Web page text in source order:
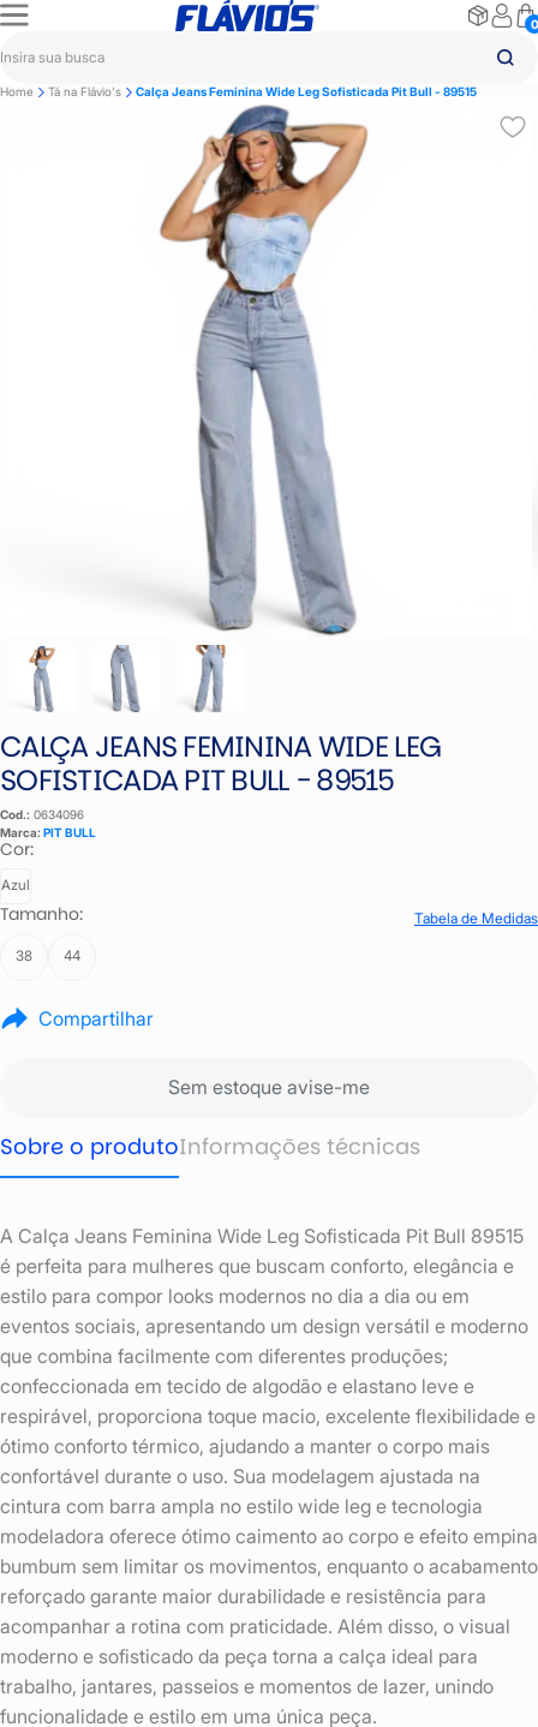
0
Home Tá na Flávio's Calça Jeans Feminina Wide Leg Sofisticada Pit Bull - 89515
CALÇA JEANS FEMININA WIDE LEG
SOFISTICADA PIT BULL - 89515
Cod.: 0634096
Marca: PIT BULL
Cor:
Azul
Tamanho: Tabela de Medidas
38 44
Compartilhar
Sem estoque avise-me
Sobre o produtoInformações técnicas
A Calça Jeans Feminina Wide Leg Sofisticada Pit Bull 89515
é perfeita para mulheres que buscam conforto, elegância e
estilo para compor looks modernos no dia a dia ou em
eventos sociais, apresentando um design versátil e moderno
que combina facilmente com diferentes produções;
confeccionada em tecido de algodão e elastano leve e
respirável, proporciona toque macio, excelente flexibilidade e
ótimo conforto térmico, ajudando a manter o corpo mais
confortável durante o uso. Sua modelagem ajustada na
cintura com barra ampla no estilo wide leg e tecnologia
modeladora oferece ótimo caimento ao corpo e efeito empina
bumbum sem limitar os movimentos, enquanto o acabamento
reforçado garante maior durabilidade e resistência para
acompanhar a rotina com praticidade. Além disso, o visual
moderno e sofisticado da peça torna a calça ideal para
trabalho, jantares, passeios e momentos de lazer, unindo
funcionalidade e estilo em uma única peça.